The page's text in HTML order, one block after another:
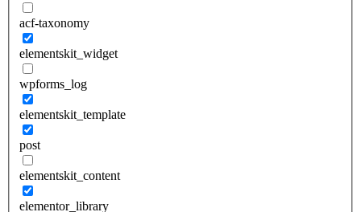
acf-taxonomy
elementskit_widget
wpforms_log
elementskit_template
post
elementskit_content
elementor_library